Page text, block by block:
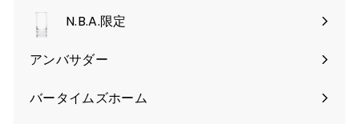
くを
開
く
N.B.A.限定
アンバサダー
バータイムズホーム